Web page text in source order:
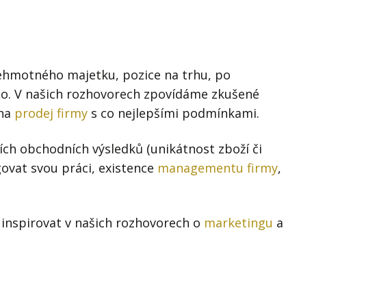
Já v médiích
majetku, pozice na trhu, po
V našich rozhovorech zpovídáme zkušené
prodej firmy s co nejlepšími podmínkami.
obchodních výsledků (unikátnost zboží či
svou práci, existence managementu firmy,
v našich rozhovorech o marketingu a